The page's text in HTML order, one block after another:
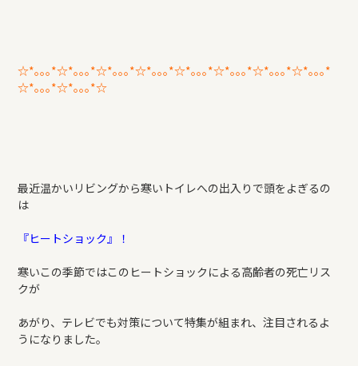
☆*｡｡｡*☆*｡｡｡*☆*｡｡｡*☆*｡｡｡*☆*｡｡｡*☆*｡｡｡*☆*｡｡｡*☆*｡｡｡*
☆*｡｡｡*☆*｡｡｡*☆
最近温かいリビングから寒いトイレへの出入りで頭をよぎるの
は
『ヒートショック』！
寒いこの季節ではこのヒートショックによる高齢者の死亡リス
クが
あがり、テレビでも対策について特集が組まれ、注目されるよ
うになりました。